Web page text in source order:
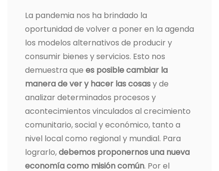
La pandemia nos ha brindado la
oportunidad de volver a poner en la agenda
los modelos alternativos de producir y
consumir bienes y servicios. Esto nos
demuestra que es posible cambiar la
manera de ver y hacer las cosasy de
analizar determinados procesos y
acontecimientos vinculados al crecimiento
comunitario, social y económico, tanto a
nivel local como regional y mundial. Para
lograrlo,debemos proponernos una nueva
economía como misión común. Por el